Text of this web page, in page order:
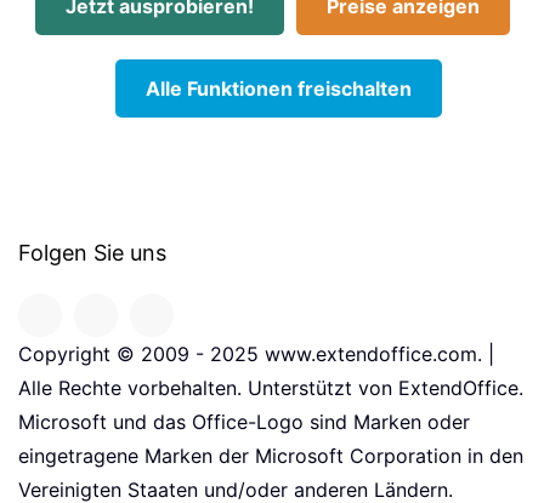
Jetzt ausprobieren! Preise anzeigen
Alle Funktionen freischalten
Folgen Sie uns
Copyright © 2009 - 2025 www.extendoffice.com. |
Alle Rechte vorbehalten. Unterstützt von ExtendOffice.
Microsoft und das Office-Logo sind Marken oder
eingetragene Marken der Microsoft Corporation in den
Vereinigten Staaten und/oder anderen Ländern.